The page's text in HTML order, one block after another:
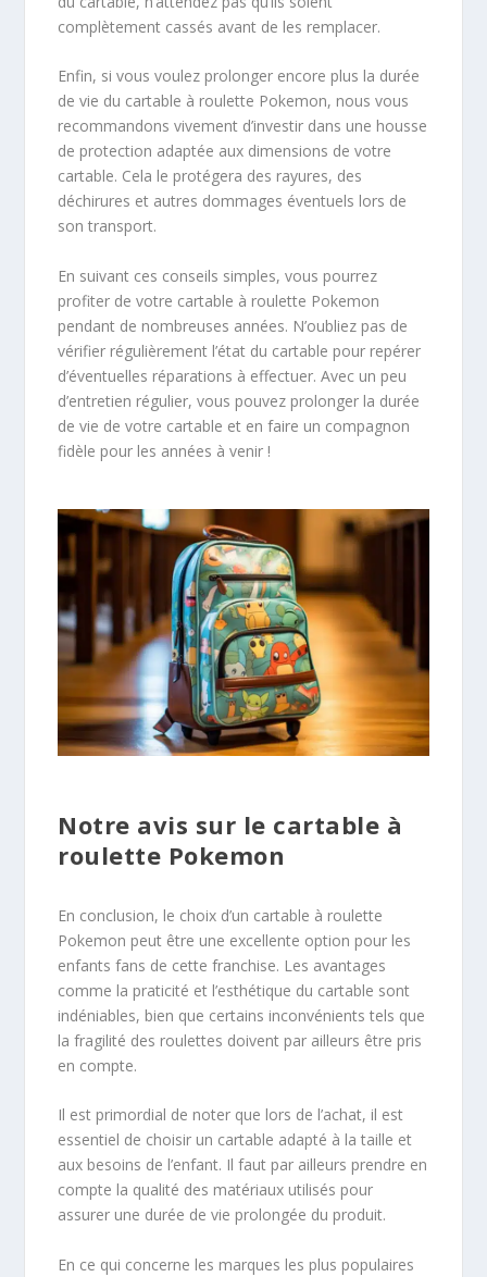
complètement cassés avant de les remplacer.
Enfin, si vous voulez prolonger encore plus la durée
de vie du cartable à roulette Pokemon, nous vous
recommandons vivement d’investir dans une housse
de protection adaptée aux dimensions de votre
cartable. Cela le protégera des rayures, des
déchirures et autres dommages éventuels lors de
son transport.
En suivant ces conseils simples, vous pourrez
profiter de votre cartable à roulette Pokemon
pendant de nombreuses années. N’oubliez pas de
vérifier régulièrement l’état du cartable pour repérer
d’éventuelles réparations à effectuer. Avec un peu
d’entretien régulier, vous pouvez prolonger la durée
de vie de votre cartable et en faire un compagnon
fidèle pour les années à venir !
Notre avis sur le cartable à
roulette Pokemon
En conclusion, le choix d’un cartable à roulette
Pokemon peut être une excellente option pour les
enfants fans de cette franchise. Les avantages
comme la praticité et l’esthétique du cartable sont
indéniables, bien que certains inconvénients tels que
la fragilité des roulettes doivent par ailleurs être pris
en compte.
Il est primordial de noter que lors de l’achat, il est
essentiel de choisir un cartable adapté à la taille et
aux besoins de l’enfant. Il faut par ailleurs prendre en
compte la qualité des matériaux utilisés pour
assurer une durée de vie prolongée du produit.
En ce qui concerne les marques les plus populaires